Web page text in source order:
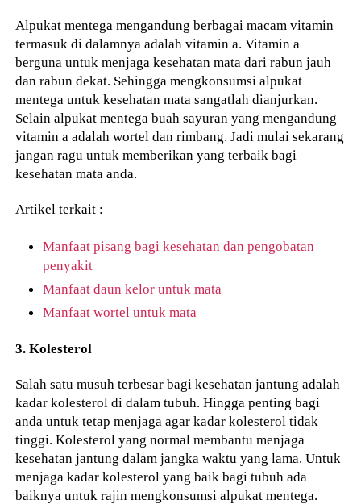
Alpukat mentega mengandung berbagai macam vitamin
termasuk di dalamnya adalah vitamin a. Vitamin a
berguna untuk menjaga kesehatan mata dari rabun jauh
dan rabun dekat. Sehingga mengkonsumsi alpukat
mentega untuk kesehatan mata sangatlah dianjurkan.
Selain alpukat mentega buah sayuran yang mengandung
vitamin a adalah wortel dan rimbang. Jadi mulai sekarang
jangan ragu untuk memberikan yang terbaik bagi
kesehatan mata anda.
Artikel terkait :
Manfaat pisang bagi kesehatan dan pengobatan
penyakit
Manfaat daun kelor untuk mata
Manfaat wortel untuk mata
3. Kolesterol
Salah satu musuh terbesar bagi kesehatan jantung adalah
kadar kolesterol di dalam tubuh. Hingga penting bagi
anda untuk tetap menjaga agar kadar kolesterol tidak
tinggi. Kolesterol yang normal membantu menjaga
kesehatan jantung dalam jangka waktu yang lama. Untuk
menjaga kadar kolesterol yang baik bagi tubuh ada
baiknya untuk rajin mengkonsumsi alpukat mentega.